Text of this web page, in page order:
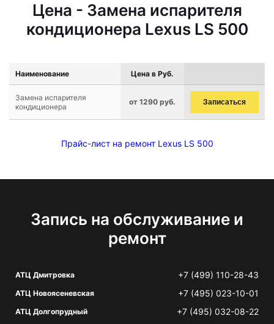
Цена - Замена испарителя
кондиционера Lexus LS 500
Наименование Цена в Руб.
Замена испарителя
кондиционера
от 1290 руб. Записаться
Прайс-лист на ремонт Lexus LS 500
Запись на обслуживание и
ремонт
АТЦ Дмитровка +7 (499) 110-28-43
АТЦ Новоясеневская +7 (495) 023-10-01
АТЦ Долгопрудный +7 (495) 032-08-22